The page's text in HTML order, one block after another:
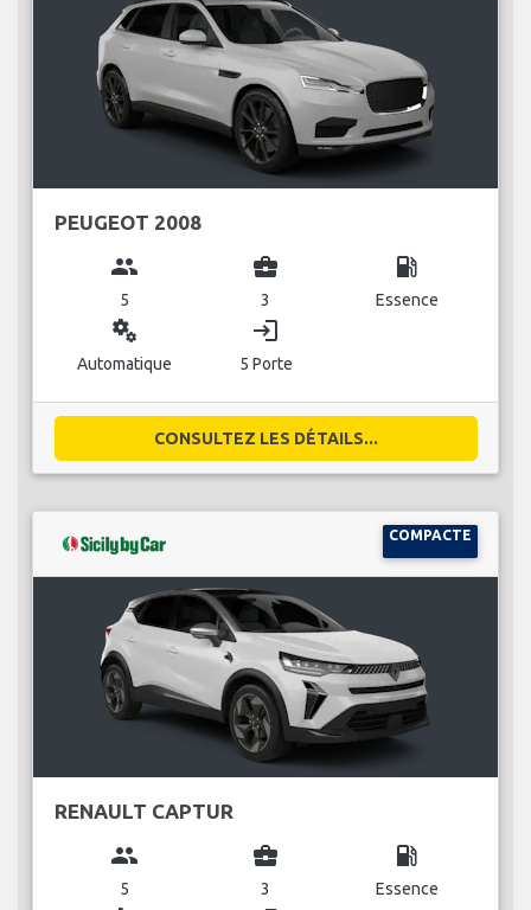
PEUGEOT 2008
group
5
business_center
3
local_gas_station
Essence
miscellaneous_services
Automatique
login
5 Porte
CONSULTEZ LES DÉTAILS...
COMPACTE
RENAULT CAPTUR
group
5
business_center
3
local_gas_station
Essence